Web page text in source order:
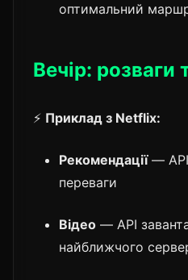
оптимальний
Вечір: розваги
⚡ Приклад з Netflix:
Рекомендації— API
переваги
Відео — API
найближчого